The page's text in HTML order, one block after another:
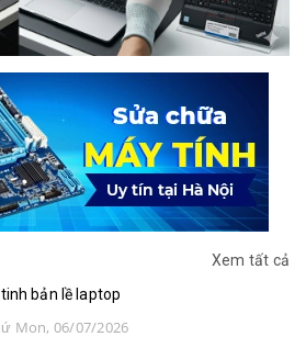
Xem tất cả
bản lề laptop
Mon, 06/07/2026